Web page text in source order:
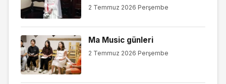
2 Temmuz 2026 Perşembe
Ma Music günleri
2 Temmuz 2026 Perşembe